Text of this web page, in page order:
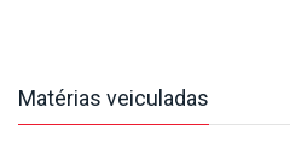
Matérias veiculadas